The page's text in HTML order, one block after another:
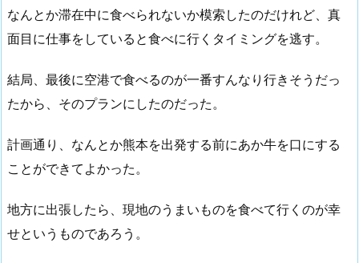
なんとか滞在中に食べられないか模索したのだけれど、真
面目に仕事をしていると食べに行くタイミングを逃す。
結局、最後に空港で食べるのが一番すんなり行きそうだっ
たから、そのプランにしたのだった。
計画通り、なんとか熊本を出発する前にあか牛を口にする
ことができてよかった。
地方に出張したら、現地のうまいものを食べて行くのが幸
せというものであろう。